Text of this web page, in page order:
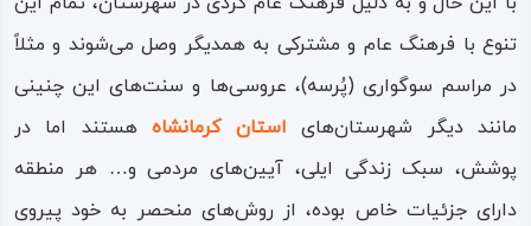
مسافران زیادی از تمام نقاطاستان کرمانشاه، ایران و کشور
عراق می‌شود.
تنوع با فرهنگ عام و مشترکی به همدیگر وصل می‌شوند و مثلاً
در مراسم سوگواری (پُرسه)، عروسی‌ها و سنت‌های این چنینی
مانند دیگر شهرستان‌های استان کرمانشاههستند اما در
پوشش، سبک زندگی ایلی، آیین‌های مردمی و… هر منطقه
دارای جزئیات خاص بوده، از روش‌های منحصر به‌ خود پیروی